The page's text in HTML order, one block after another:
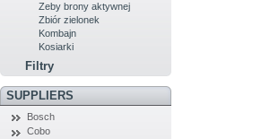
Zeby brony aktywnej
Zbiór zielonek
Kombajn
Kosiarki
Filtry
SUPPLIERS
Bosch
Cobo